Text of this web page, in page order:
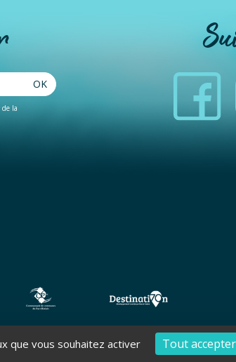
la
OK
réservés - Réalisation Torop.Net - Site mis à
que vous souhaitez activer Tout accepter